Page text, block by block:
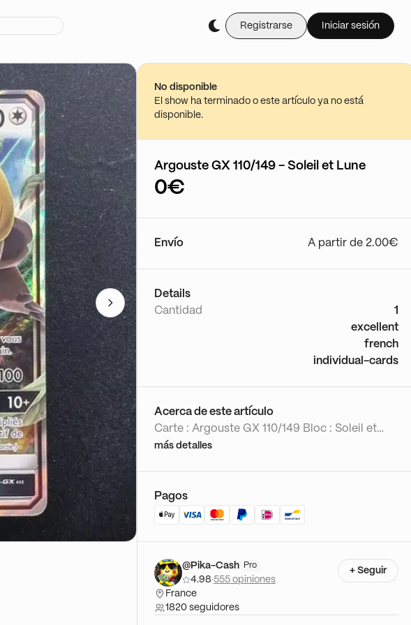
Registrarse Iniciar sesión
No disponible
El show ha terminado o este artículo ya no está
disponible.
Argouste GX 110/149 - Soleil et Lune
0€
Envío A partir de 2.00€
Details
Cantidad
1
excellent
french
individual-cards
Acerca de este artículo
Carte : Argouste GX 110/149 Bloc : Soleil et
Lune Série : Soleil et Lune Langue : Français
PKFRUN844804450623
más detalles
Pagos
@Pika-Cash Pro
4.98·555 opiniones
France
1820 seguidores
+ Seguir